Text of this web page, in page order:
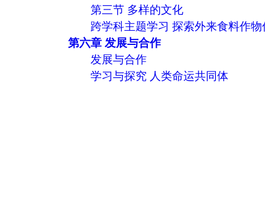
第三节 多样的文化
跨学科主题学习 探索外来食料作物
第六章 发展与合作
发展与合作
学习与探究 人类命运共同体